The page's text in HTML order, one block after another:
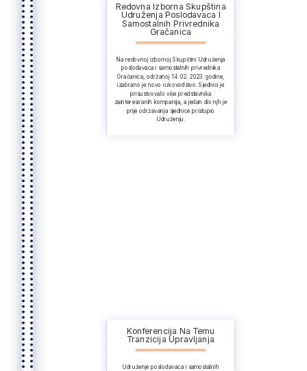
Redovna Izborna Skupština
Udruženja Poslodavaca I
Samostalnih Privrednika
Gračanica
Na redovnoj izbornoj Skupštini Udruženja
poslodavaca i samostalnih privrednika
Gračanica, održanoj 14. 02. 2023. godine,
izabrano je novo rukovodstvo. Sjednici je
prisustvovalo više predstavnika
zainteresiranih kompanija, a jedan dio njh je
prije održavanja sjednice pristupio
Udruženju.
Konferencija Na Temu
Tranzicija Upravljanja
Udruženje poslodavaca i samostalnih